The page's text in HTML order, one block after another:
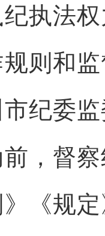
执法
则和
纪委
，督
《规